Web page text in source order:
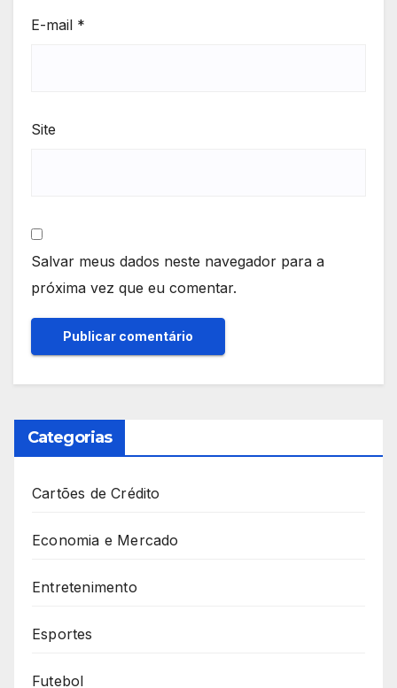
E-mail *
Site
Salvar meus dados neste navegador para a
próxima vez que eu comentar.
Categorias
Cartões de Crédito
Economia e Mercado
Entretenimento
Esportes
Futebol